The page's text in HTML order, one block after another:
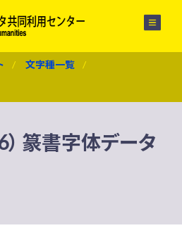
文字種一覧
） 篆書字体データ